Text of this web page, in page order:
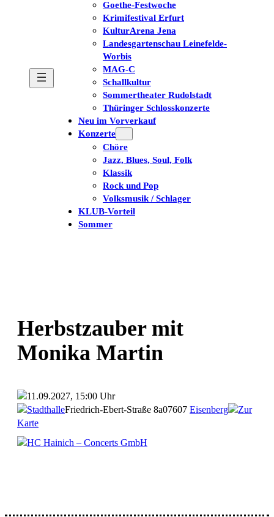
Goethe-Festwoche
Krimifestival Erfurt
KulturArena Jena
Landesgartenschau Leinefelde-
Worbis
MAG-C
Schallkultur
Sommertheater Rudolstadt
Thüringer Schlosskonzerte
Neu im Vorverkauf
Konzerte
Chöre
Jazz, Blues, Soul, Folk
Klassik
Rock und Pop
Volksmusik / Schlager
KLUB-Vorteil
Sommer
Herbstzauber mit
Monika Martin
11.09.2027, 15:00 Uhr
StadthalleFriedrich-Ebert-Straße 8a07607 Eisenberg
Zur
Karte
HC Hainich – Concerts GmbH